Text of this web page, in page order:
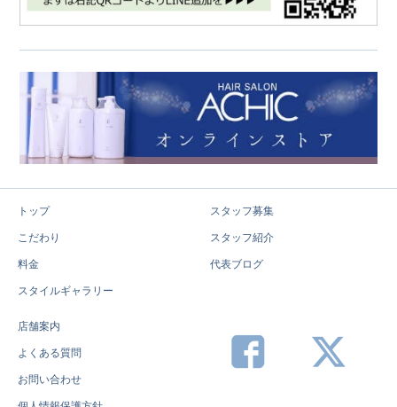
トップ
こだわり
料金
スタイルギャラリー
スタッフ募集
スタッフ紹介
代表ブログ
店舗案内
よくある質問
お問い合わせ